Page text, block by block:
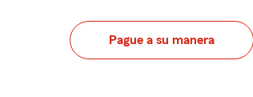
Pague a su manera